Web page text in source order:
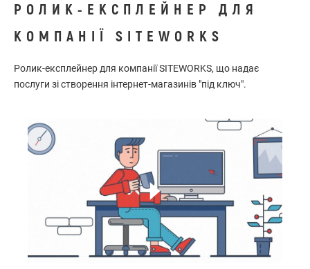
РОЛИК-ЕКСПЛЕЙНЕР ДЛЯ
КОМПАНІЇ SITEWORKS
Ролик-експлейнер для компанії SITEWORKS, що надає
послуги зі створення інтернет-магазинів "під ключ".